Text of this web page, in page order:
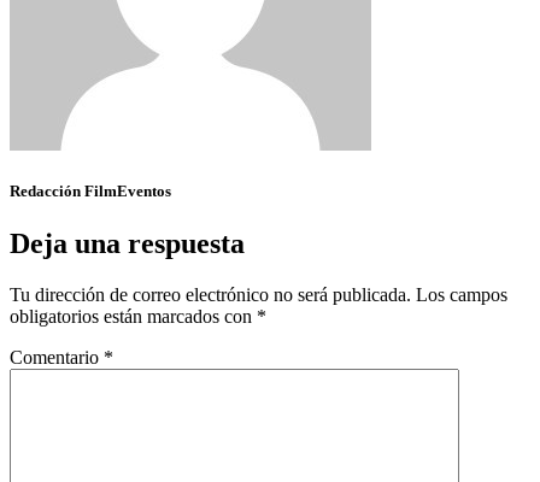
Redacción FilmEventos
Deja una respuesta
Tu dirección de correo electrónico no será publicada. Los campos
obligatorios están marcados con *
Comentario *